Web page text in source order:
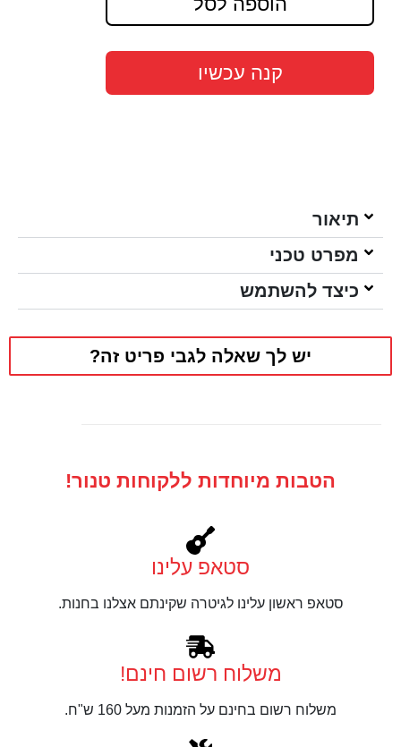
קנה עכשיו
תיאור
מפרט טכני
כיצד להשתמש
יש לך שאלה לגבי פריט זה?
הטבות מיוחדות ללקוחות טנור!
סטאפ עלינו
סטאפ ראשון עלינו לגיטרה שקינתם אצלנו בחנות.
משלוח רשום חינם!
משלוח רשום בחינם על הזמנות מעל 160 ש"ח.